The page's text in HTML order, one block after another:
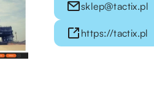
sklep@tactix.pl
https://tactix.pl